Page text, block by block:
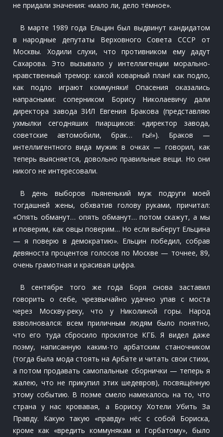
не придали значения: «мало ли, дело тёмное».
В марте 1989 года Ельцин был выдвинут кандидатом
в народные депутаты Верховного Совета СССР от
Москвы. Ходили слухи, что противником ему дадут
Сахарова. Это вызывало у интеллигенции морально-
нравственный тремор: какой коварный план! как подло,
как подло играют коммуняки! Опасения оказались
напрасными: соперником Борису Николаевичу дали
директора завода ЗИЛ Евгения Бракова (представляю
ухмылки сегодняших пиарщиков: «директор завода,
советские автомобили, брак… гы!»). Браков —
интеллигентного вида мужик в очках — говорил, как
теперь выясняется, довольно правильные вещи. Но они
никого не интересовали.
В день выборов пьяненький муж подруги моей
тогдашней жены, обхватив голову руками, причитал:
«Опять обманут… опять обманут… потом скажут, а мы
и поверим, как овцы поверим… Но если выберут Ельцина
— я поверю в демократию». Ельцин победил, собрав
девяноста процентов голосов по Москве — точнее, 89,
очень грамотная и красивая цифра.
В сентябре того же года Боря снова заставил
говорить о себе, чрезвычайно удачно упав с моста
через Москву-реку, что у Николиной горы. Народ
взволновался: всем приличным людям было понятно,
что его туда сбросило проклятое КГБ. Я видел даже
поэму, написанную каким-то арбатским станочником
(тогда была мода стоять на Арбате и читать свои стихи,
а потом продавать самопальные сборнички — теперь я
жалею, что не прикупил этих шедевров), посвящённую
этому событию. В поэме смело намекалось на то, что
страна у нас кровавая, а Бориску Хотели Убить За
Правду. Какую такую «правду» нёс с собой Бориска,
кроме как «вредить коммунякам и Горбатому», было